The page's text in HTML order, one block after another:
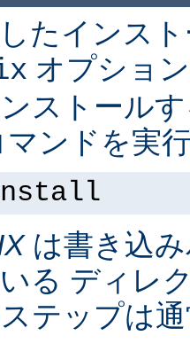
たインス
オプショ
ストール
マンドを実
は書き込
る ディレ
テップは